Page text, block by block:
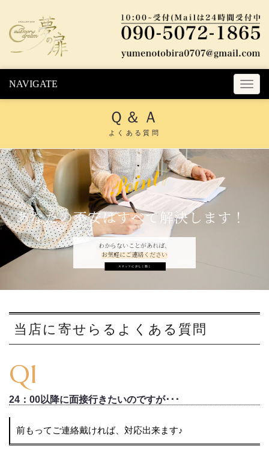
T
o
e
NAVIGATE
Ｑ＆Ａ
よくある質問
わからないことがあれば、
お気軽にご連絡ください
あなたの不安はすべて解決します！
当店に寄せらるよくある質問
Q1
24：00以降に面接行きたいのですが･･･
前もってご連絡戴ければ、対応出来ます♪